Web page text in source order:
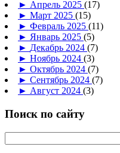
► Апрель 2025 (17)
► Март 2025 (15)
► Февраль 2025 (11)
► Январь 2025 (5)
► Декабрь 2024 (7)
► Ноябрь 2024 (3)
► Октябрь 2024 (7)
► Сентябрь 2024 (7)
► Август 2024 (3)
Поиск по сайту